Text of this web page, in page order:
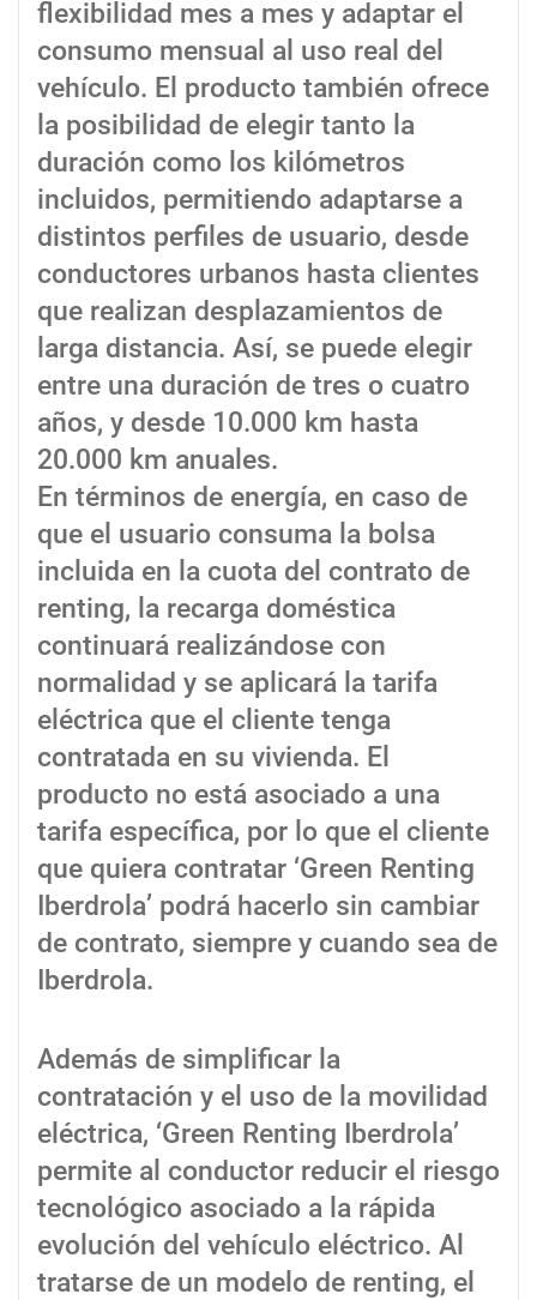
flexibilidad mes a mes y adaptar el
consumo mensual al uso real del
vehículo. El producto también ofrece
la posibilidad de elegir tanto la
duración como los kilómetros
incluidos, permitiendo adaptarse a
distintos perfiles de usuario, desde
conductores urbanos hasta clientes
que realizan desplazamientos de
larga distancia. Así, se puede elegir
entre una duración de tres o cuatro
años, y desde 10.000 km hasta
20.000 km anuales.
En términos de energía, en caso de
que el usuario consuma la bolsa
incluida en la cuota del contrato de
renting, la recarga doméstica
continuará realizándose con
normalidad y se aplicará la tarifa
eléctrica que el cliente tenga
contratada en su vivienda. El
producto no está asociado a una
tarifa específica, por lo que el cliente
que quiera contratar ‘Green Renting
Iberdrola’ podrá hacerlo sin cambiar
de contrato, siempre y cuando sea de
Iberdrola.
Además de simplificar la
contratación y el uso de la movilidad
eléctrica, ‘Green Renting Iberdrola’
permite al conductor reducir el riesgo
tecnológico asociado a la rápida
evolución del vehículo eléctrico. Al
tratarse de un modelo de renting, el